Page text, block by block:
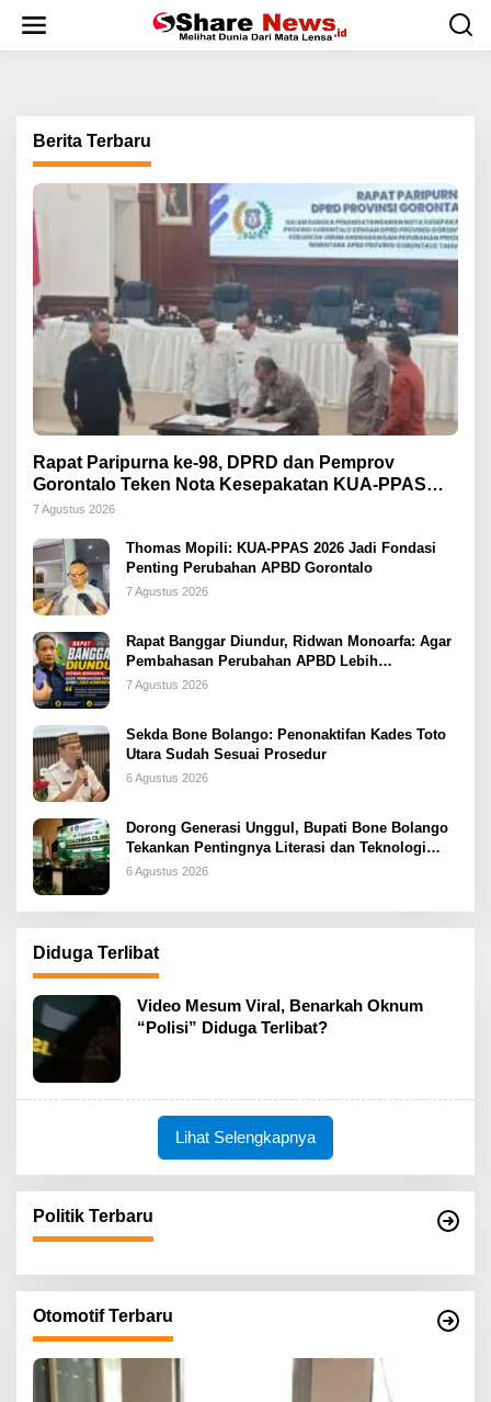
w
Berita Terbaru
Rapat Paripurna ke-98, DPRD dan Pemprov
Gorontalo Teken Nota Kesepakatan KUA-PPAS
2026
7 Agustus 2026
Thomas Mopili: KUA-PPAS 2026 Jadi Fondasi
Penting Perubahan APBD Gorontalo
7 Agustus 2026
Rapat Banggar Diundur, Ridwan Monoarfa: Agar
Pembahasan Perubahan APBD Lebih
Komprehensif
7 Agustus 2026
Sekda Bone Bolango: Penonaktifan Kades Toto
Utara Sudah Sesuai Prosedur
6 Agustus 2026
Dorong Generasi Unggul, Bupati Bone Bolango
Tekankan Pentingnya Literasi dan Teknologi
sejak Dini
6 Agustus 2026
Diduga Terlibat
Video Mesum Viral, Benarkah Oknum
“Polisi” Diduga Terlibat?
Lihat Selengkapnya
Politik Terbaru
Otomotif Terbaru